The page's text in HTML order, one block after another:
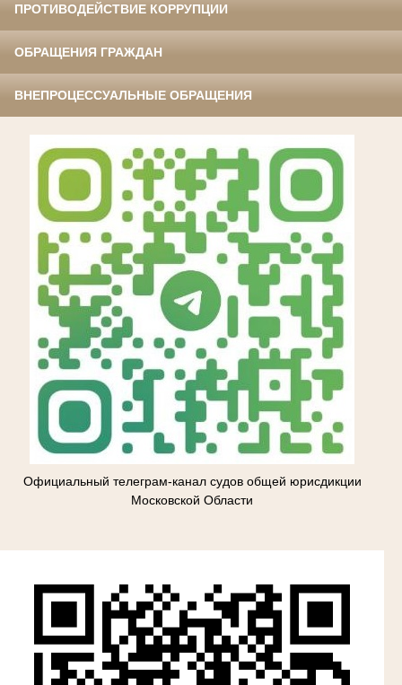
ПРОТИВОДЕЙСТВИЕ КОРРУПЦИИ
ОБРАЩЕНИЯ ГРАЖДАН
ВНЕПРОЦЕССУАЛЬНЫЕ ОБРАЩЕНИЯ
Официальный телеграм-канал судов общей юрисдикции
Московской Области